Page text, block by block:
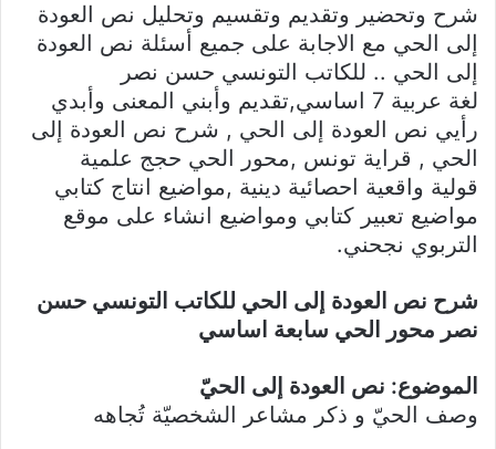
شرح وتحضير وتقديم وتقسيم وتحليل نص العودة
إلى الحي مع الاجابة على جميع أسئلة نص العودة
إلى الحي .. للكاتب التونسي حسن نصر
لغة عربية 7 اساسي,تقديم وأبني المعنى وأبدي
رأيي نص العودة إلى الحي , شرح نص العودة إلى
الحي , قراية تونس ,محور الحي حجج علمية
قولية واقعية احصائية دينية ,مواضيع انتاج كتابي
مواضيع تعبير كتابي ومواضيع انشاء على موقع
التربوي نجحني.
شرح نص العودة إلى الحي للكاتب التونسي حسن
نصر محور الحي سابعة اساسي
الموضوع: نص العودة إلى الحيّ
وصف الحيّ و ذكر مشاعر الشخصيّة تُجاهه